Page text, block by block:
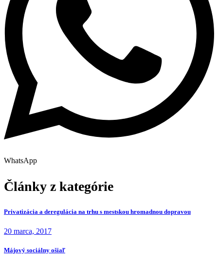
WhatsApp
Články z kategórie
Privatizácia a deregulácia na trhu s mestskou hromadnou dopravou
20 marca, 2017
Májový sociálny ošiaľ